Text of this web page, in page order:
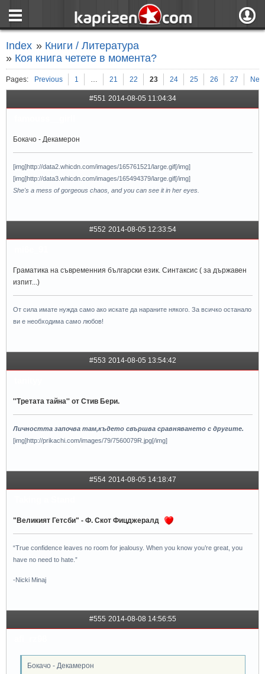
Вход чрез
Index » Книги / Литература
» Коя книга четете в момента?
Pages: Previous 1 … 21 22 23 24 25 26 27 Next
#551 2014-08-05 11:04:34
Бокачо - Декамерон
[img]http://data2.whicdn.com/images/165761521/large.gif[/img]
[img]http://data3.whicdn.com/images/165494379/large.gif[/img]
She's a mess of gorgeous chaos, and you can see it in her eyes.
#552 2014-08-05 12:33:54
Граматика на съвременния български език. Синтаксис ( за държавен
изпит...)
От сила имате нужда само ако искате да нараните някого. За всичко останало
ви е необходима само любов!
#553 2014-08-05 13:54:42
''Третата тайна'' от Стив Бери.
Личността започва там,където свършва сравняването с другите.
[img]http://prikachi.com/images/79/7560079R.jpg[/img]
#554 2014-08-05 14:18:47
"Великият Гетсби" - Ф. Скот Фицджералд
“True confidence leaves no room for jealousy. When you know you’re great, you
have no need to hate.”
-Nicki Minaj
#555 2014-08-08 14:56:55
Бокачо - Декамерон